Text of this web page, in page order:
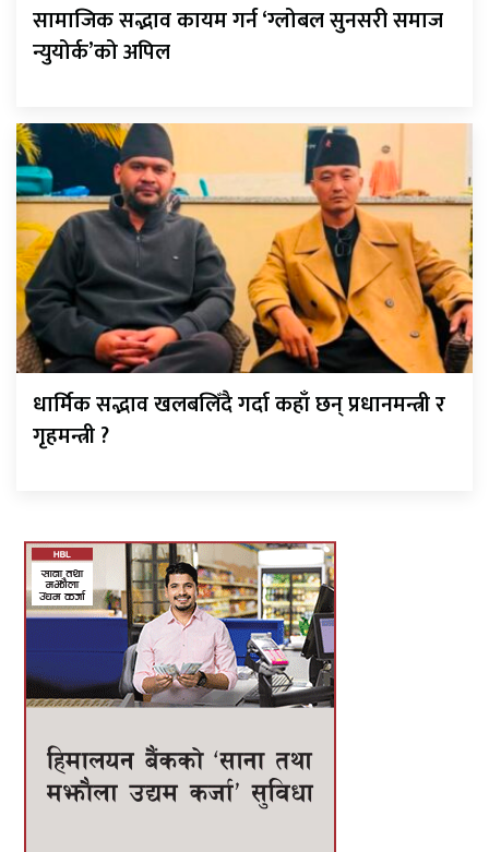
सामाजिक सद्भाव कायम गर्न ‘ग्लोबल सुनसरी समाज
न्युयोर्क’को अपिल
धार्मिक सद्भाव खलबलिँदै गर्दा कहाँ छन् प्रधानमन्त्री र
गृहमन्त्री ?